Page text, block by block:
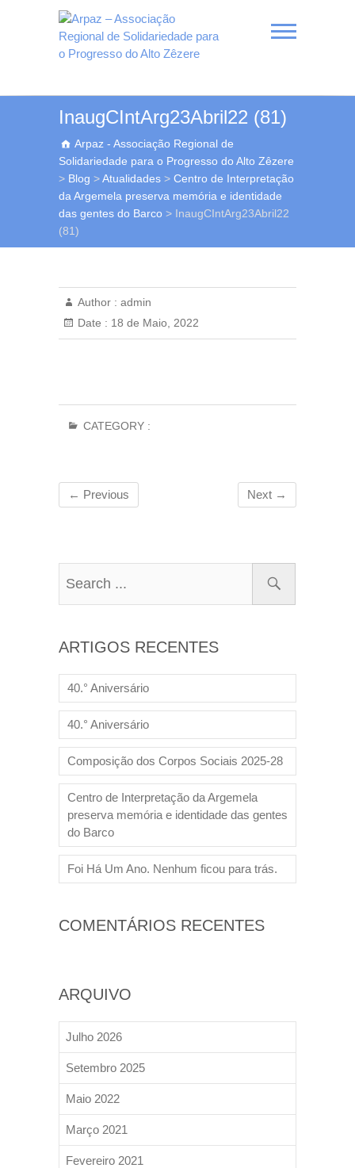
Arpaz – Associação
Regional de
Solidariedade para o
Progresso do Alto Zêzere
InaugCIntArg23Abril22 (81)
Arpaz - Associação Regional de
Solidariedade para o Progresso do Alto Zêzere
> Blog >Atualidades > Centro de Interpretação
da Argemela preserva memória e identidade
das gentes do Barco > InaugCIntArg23Abril22
(81)
Author : admin
Date : 18 de Maio, 2022
CATEGORY :
← Previous Next →
ARTIGOS RECENTES
40.° Aniversário
40.° Aniversário
Composição dos Corpos Sociais 2025-28
Centro de Interpretação da Argemela
preserva memória e identidade das gentes
do Barco
Foi Há Um Ano. Nenhum ficou para trás.
COMENTÁRIOS RECENTES
ARQUIVO
Julho 2026
Setembro 2025
Maio 2022
Março 2021
Fevereiro 2021